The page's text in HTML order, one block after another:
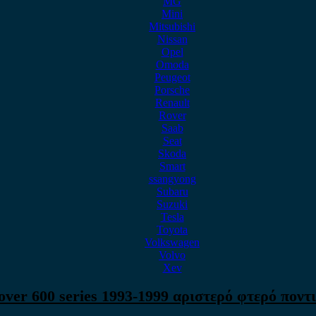
Mini
Mitsubishi
Nissan
Opel
Omoda
Peugeot
Porsche
Renault
Rover
Saab
Seat
Skoda
Smart
ssangyong
Subaru
Suzuki
Tesla
Toyota
Volkswagen
Volvo
Xev
600 series 1993-1999 αριστερό φτερό